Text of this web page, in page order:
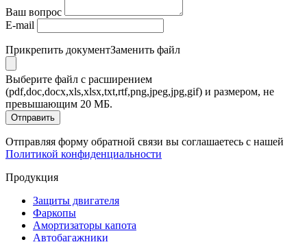
Ваш вопрос
E-mail
Прикрепить документЗаменить файл
Выберите файл с расширением
(pdf,doc,docx,xls,xlsx,txt,rtf,png,jpeg,jpg,gif) и размером, не
превышающим 20 МБ.
Отправить
Отправляя форму обратной связи вы соглашаетесь с нашей
Политикой конфиденциальности
Продукция
Защиты двигателя
Фаркопы
Амортизаторы капота
Автобагажники